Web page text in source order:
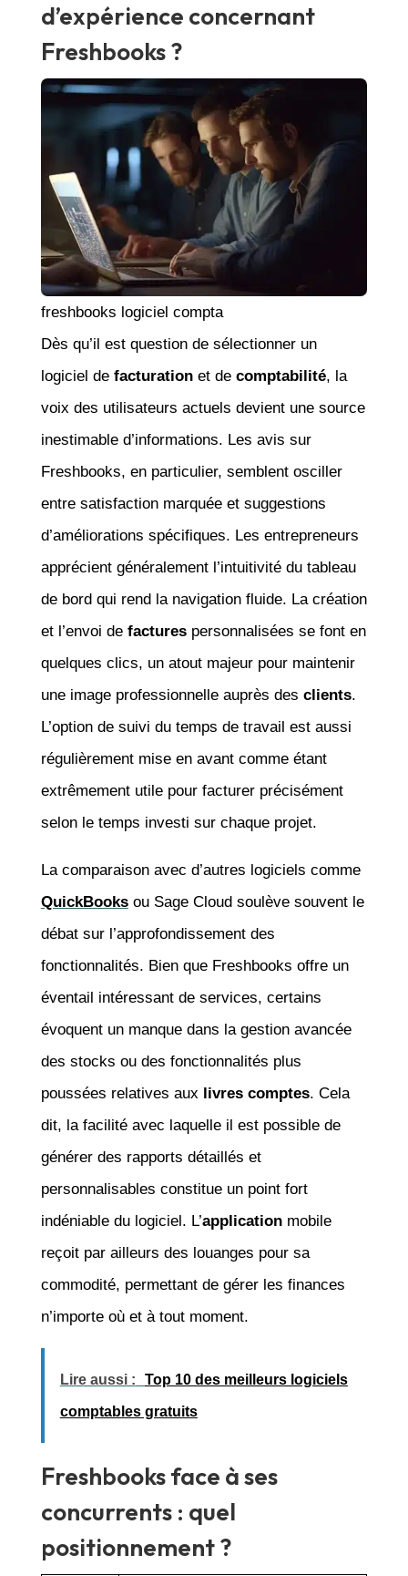
d’expérience concernant
Freshbooks ?
freshbooks logiciel compta
Dès qu’il est question de sélectionner un
logiciel de facturationet de comptabilité, la
voix des utilisateurs actuels devient une source
inestimable d’informations. Les avis sur
Freshbooks, en particulier, semblent osciller
entre satisfaction marquée et suggestions
d’améliorations spécifiques. Les entrepreneurs
apprécient généralement l’intuitivité du tableau
de bord qui rend la navigation fluide. La création
et l’envoi de facturespersonnalisées se font en
quelques clics, un atout majeur pour maintenir
une image professionnelle auprès des clients.
L’option de suivi du temps de travail est aussi
régulièrement mise en avant comme étant
extrêmement utile pour facturer précisément
selon le temps investi sur chaque projet.
La comparaison avec d’autres logiciels comme
QuickBooksou Sage Cloud soulève souvent le
débat sur l’approfondissement des
fonctionnalités. Bien que Freshbooks offre un
éventail intéressant de services, certains
évoquent un manque dans la gestion avancée
des stocks ou des fonctionnalités plus
poussées relatives aux livres comptes. Cela
dit, la facilité avec laquelle il est possible de
générer des rapports détaillés et
personnalisables constitue un point fort
indéniable du logiciel. L’applicationmobile
reçoit par ailleurs des louanges pour sa
commodité, permettant de gérer les finances
n’importe où et à tout moment.
Lire aussi : Top 10 des meilleurs logiciels
comptables gratuits
Freshbooks face à ses
concurrents : quel
positionnement ?